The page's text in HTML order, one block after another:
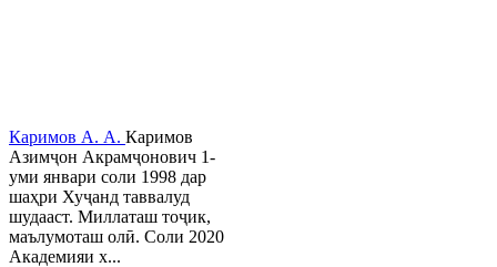
Каримов А. А. Каримов
Азимҷон Акрамҷонович 1-
уми январи соли 1998 дар
шаҳри Хуҷанд таввалуд
шудааст. Миллаташ тоҷик,
маълумоташ олӣ. Соли 2020
Академияи х...